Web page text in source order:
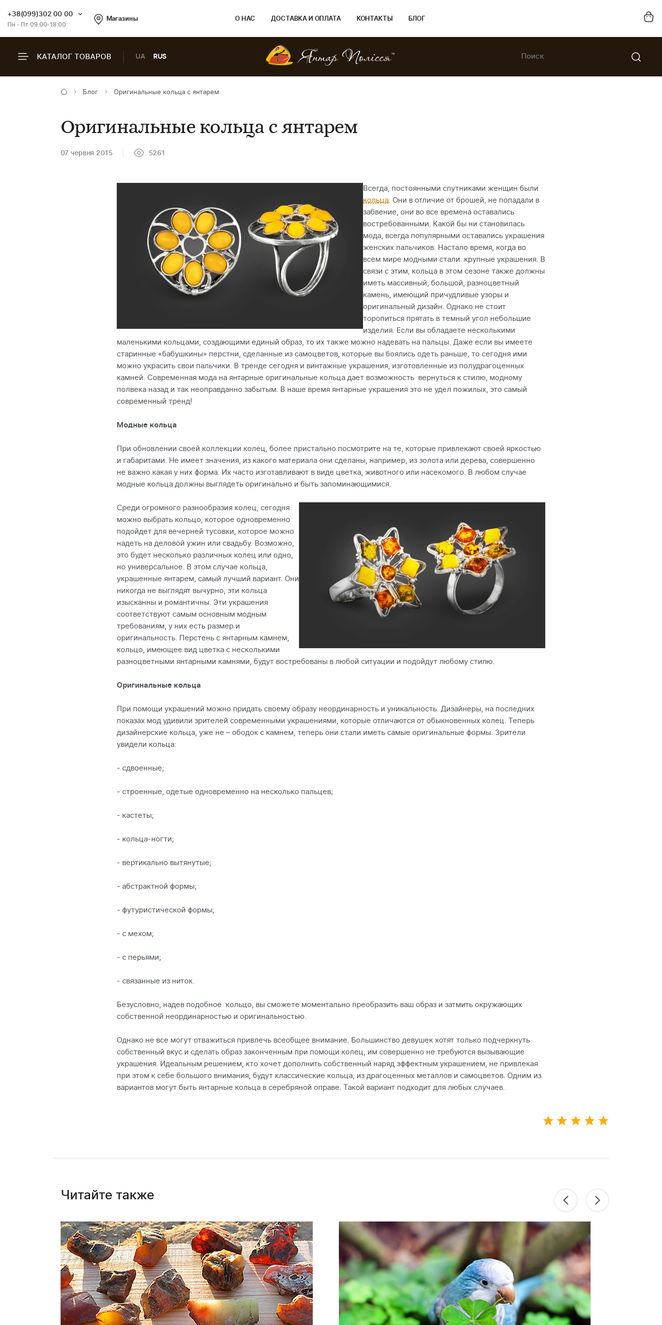
+38(099)302 00 00
Пн - Пт 09:00-18:00
Магазины О НАС ДОСТАВКА И ОПЛАТА КОНТАКТЫ БЛОГ
КАТАЛОГ ТОВАРОВ UA RUS
Блог Оригинальные кольца с янтарем
Оригинальные кольца с янтарем
07 червня 2015 5261
Всегда, постоянными спутниками женщин были
кольца. Они в отличие от брошей, не попадали в
забвение, они во все времена оставались
востребованными. Какой бы ни становилась
мода, всегда популярными оставались украшения
женских пальчиков. Настало время, когда во
всем мире модными стали крупные украшения. В
связи с этим, кольца в этом сезоне также должны
иметь массивный, большой, разноцветный
камень, имеющий причудливые узоры и
оригинальный дизайн. Однако не стоит
торопиться прятать в темный угол небольшие
изделия. Если вы обладаете несколькими
маленькими кольцами, создающими единый образ, то их также можно надевать на пальцы. Даже если вы имеете
старинные «бабушкины» перстни, сделанные из самоцветов, которые вы боялись одеть раньше, то сегодня ими
можно украсить свои пальчики. В тренде сегодня и винтажные украшения, изготовленные из полудрагоценных
камней. Современная мода на янтарные оригинальные кольца дает возможность вернуться к стилю, модному
полвека назад и так неоправданно забытым. В наше время янтарные украшения это не удел пожилых, это самый
современный тренд!
Модные кольца
При обновлении своей коллекции колец, более пристально посмотрите на те, которые привлекают своей яркостью
и габаритами. Не имеет значения, из какого материала они сделаны, например, из золота или дерева, совершенно
не важно какая у них форма. Их часто изготавливают в виде цветка, животного или насекомого. В любом случае
модные кольца должны выглядеть оригинально и быть запоминающимися.
Среди огромного разнообразия колец, сегодня
можно выбрать кольцо, которое одновременно
подойдет для вечерней тусовки, которое можно
надеть на деловой ужин или свадьбу. Возможно,
это будет несколько различных колец или одно,
но универсальное. В этом случае кольца,
украшенные янтарем, самый лучший вариант. Они
никогда не выглядят вычурно, эти кольца
изысканны и романтичны. Эти украшения
соответствуют самым основным модным
требованиям, у них есть размер и
оригинальность. Перстень с янтарным камнем,
кольцо, имеющее вид цветка с несколькими
разноцветными янтарными камнями, будут востребованы в любой ситуации и подойдут любому стилю.
Оригинальные кольца
При помощи украшений можно придать своему образу неординарность и уникальность. Дизайнеры, на последних
показах мод удивили зрителей современными украшениями, которые отличаются от обыкновенных колец. Теперь
дизайнерские кольца, уже не – ободок с камнем, теперь они стали иметь самые оригинальные формы. Зрители
увидели кольца:
- сдвоенные;
- строенные, одетые одновременно на несколько пальцев;
- кастеты;
- кольца-ногти;
- вертикально вытянутые;
- абстрактной формы;
- футуристической формы;
- с мехом;
- с перьями;
- связанные из ниток.
Безусловно, надев подобное кольцо, вы сможете моментально преобразить ваш образ и затмить окружающих
собственной неординарностью и оригинальностью.
Однако не все могут отважиться привлечь всеобщее внимание. Большинство девушек хотят только подчеркнуть
собственный вкус и сделать образ законченным при помощи колец, им совершенно не требуются вызывающие
украшения. Идеальным решением, кто хочет дополнить собственный наряд эффектным украшением, не привлекая
при этом к себе большого внимания, будут классические кольца, из драгоценных металлов и самоцветов. Одним из
вариантов могут быть янтарные кольца в серебряной оправе. Такой вариант подходит для любых случаев.
Читайте также